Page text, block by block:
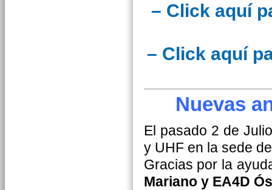
– Click aquí
– Click aquí
Nuevas
El pasado 2 de
y UHF en la sede
Gracias por la
Mariano y EA4D